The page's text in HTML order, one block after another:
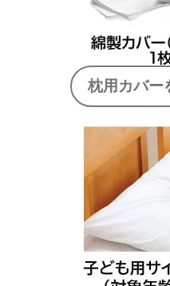
枕用カバー